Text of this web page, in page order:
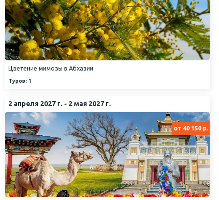
Цветение мимозы в Абхазии
Туров: 1
2 апреля 2027 г. - 2 мая 2027 г.
от 40 150 р.